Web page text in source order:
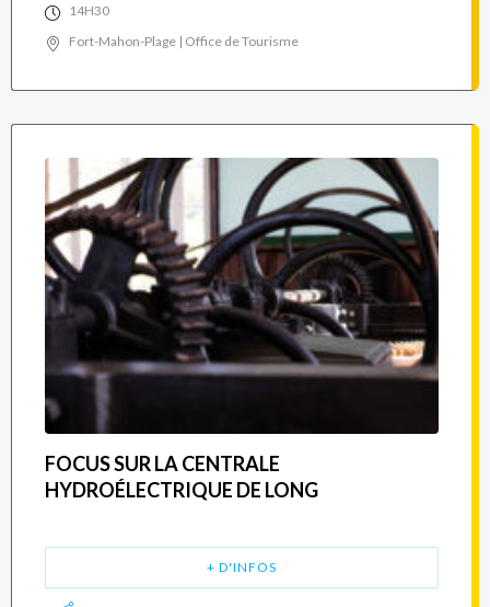
14H30
Fort-Mahon-Plage | Office de Tourisme
FOCUS SUR LA CENTRALE
HYDROÉLECTRIQUE DE LONG
+ D'INFOS